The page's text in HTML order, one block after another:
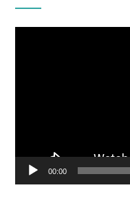
00:00